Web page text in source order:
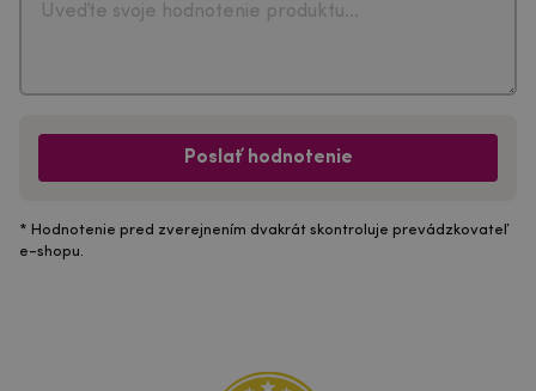
Poslať hodnotenie
* Hodnotenie pred zverejnením dvakrát skontroluje prevádzkovateľ
e-shopu.